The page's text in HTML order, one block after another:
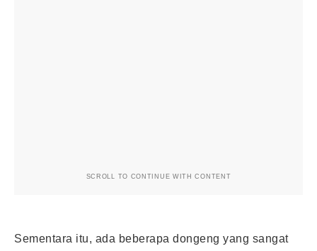
SCROLL TO CONTINUE WITH CONTENT
Sementara itu, ada beberapa dongeng yang sangat